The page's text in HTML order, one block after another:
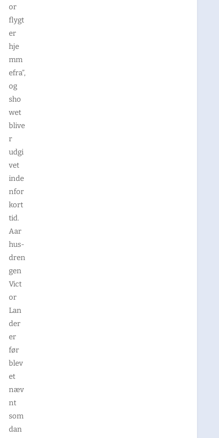
or
flygt
er
hje
mm
efra”,
og
sho
wet
blive
r
udgi
vet
inde
nfor
kort
tid.
Aar
hus-
dren
gen
Vict
or
Lan
der
er
før
blev
et
næv
nt
som
dan